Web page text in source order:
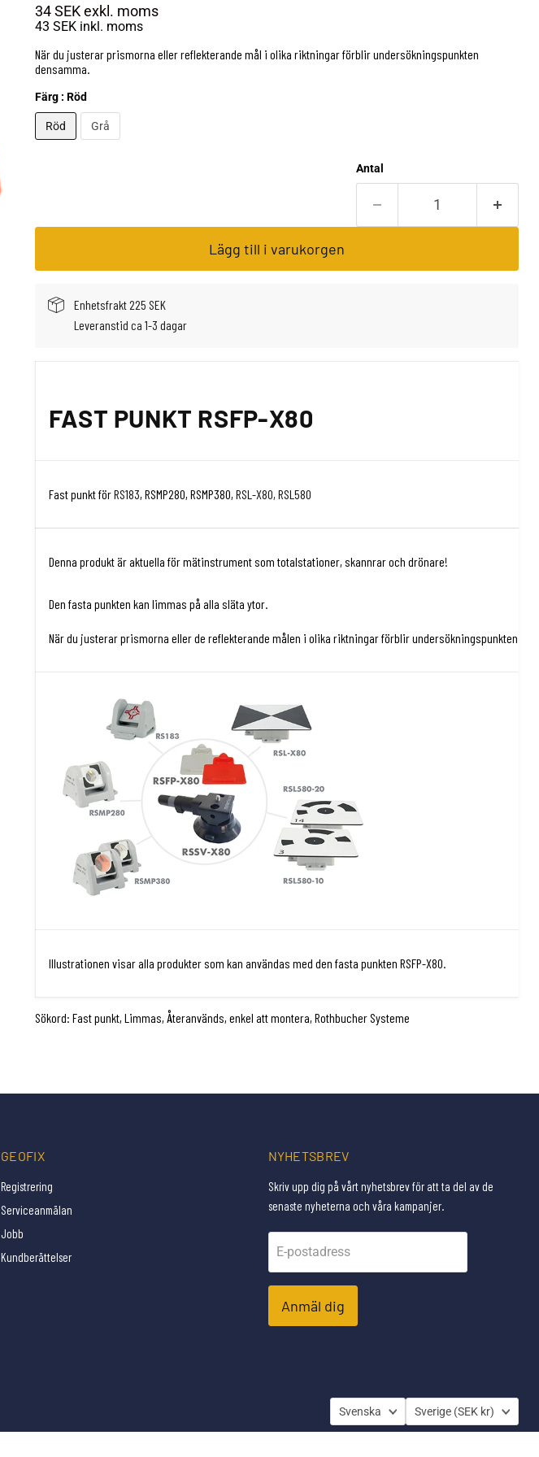
34 SEKexkl. moms
43 SEKinkl. moms
När du justerar prismorna eller reflekterande mål i olika riktningar förblir undersökningspunkten
densamma.
Färg : Röd
Röd Grå
Antal
Lägg till i varukorgen
Enhetsfrakt 225 SEK
Leveranstid ca 1-3 dagar
FAST PUNKT RSFP-X80
Fast punkt förRS183, RSMP280, RSMP380, RSL-X80, RSL580
Denna produkt är aktuella för mätinstrument som totalstationer, skannrar och drönare!
Den fasta punkten kan limmas på alla släta ytor.
När du justerar prismorna eller de reflekterande målen i olika riktningar förblir undersökningspunkten
Illustrationen visar alla produkter som kan användas med den fasta punkten RSFP-X80.
Sökord: Fast punkt, Limmas, Återanvänds, enkel att montera, Rothbucher Systeme
GEOFIX
Registrering
Serviceanmälan
Jobb
Kundberättelser
NYHETSBREV
Skriv upp dig på vårt nyhetsbrev för att ta del av de
senaste nyheterna och våra kampanjer.
E-postadress
Anmäl dig
SPRÅK
Svenska LAND
Sverige (SEK kr)